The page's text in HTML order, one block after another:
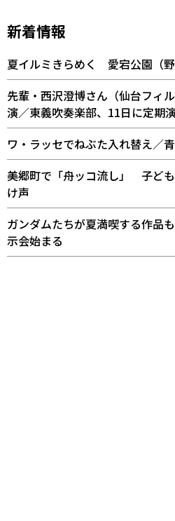
新着情報
夏イルミきらめく 愛宕公園（
先輩・西沢澄博さん（仙台フィ
演／東義吹奏楽部、11日に定期
ワ・ラッセでねぶた入れ替え／
美郷町で「舟ッコ流し」 子ど
け声
ガンダムたちが夏満喫する作品
示会始まる